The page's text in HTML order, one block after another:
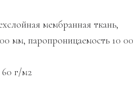
мембранная ткань,
мм, паропроницаемость 10
60 г/м2